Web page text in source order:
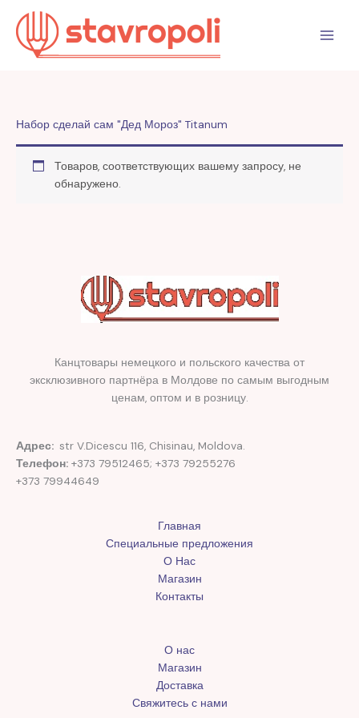
Перейти
содержимому
Набор сделай сам "Дед Мороз" Titanum
Товаров, соответствующих вашему запросу, не
обнаружено.
Канцтовары немецкого и польского качества от
эксклюзивного партнёра в Молдове по самым выгодным
ценам, оптом и в розницу.
Адрес: str V.Dicescu 116, Chisinau, Moldova.
Телефон: +373 79512465; +373 79255276
+373 79944649
Главная
Специальные предложения
О Нас
Магазин
Контакты
О нас
Магазин
Доставка
Свяжитесь с нами